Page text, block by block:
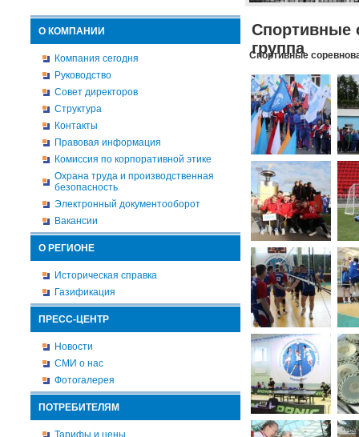
О КОМПАНИИ
Компания сегодня
Руководство
Совет директоров
Структура
Контакты
Правовая информация
Комиссия по корпоративной этике
Охрана труда и производственная
безопасность
Электронный документооборот
Вакансии
О РЕГИОНЕ
Историческая справка
Газификация
ПРЕСС-ЦЕНТР
Новости
СМИ о нас
Фотогалерея
ПОТРЕБИТЕЛЯМ
Тарифы и цены
Спортивные
группа
Спортивные